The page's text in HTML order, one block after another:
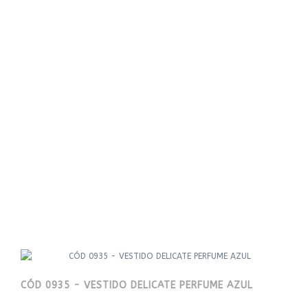
CÓD 0935 - VESTIDO DELICATE PERFUME AZUL